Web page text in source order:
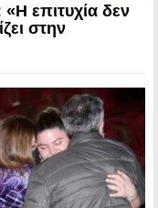
επιτυχία δεν
στην